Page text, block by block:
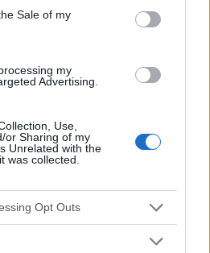
Sale of my
my
Advertising.
Use,
or Sharing of my
Unrelated with the
was collected.
Opt Outs
Stress-management
dieser Website dienen nur zu
Der Herausgeber und die
nicht für die Ergebnisse ihrer
Bevor Sie Ratschläge oder Tipps auf
es unbedingt erforderlich, einen Arzt